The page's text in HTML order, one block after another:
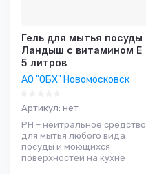
Гель для мытья посуды
Ландыш с витамином Е
5 литров
АО "ОБХ" Новомосковск
Артикул: нет
РН – нейтральное средство
для мытья любого вида
посуды и моющихся
поверхностей на кухне